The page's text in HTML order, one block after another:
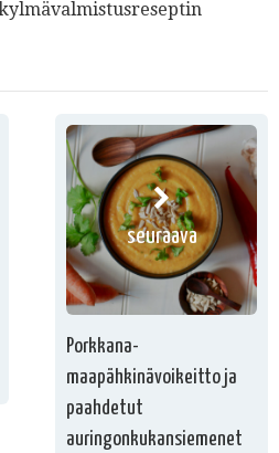
seuraava
Porkkana-
maapähkinävoikeitto ja
paahdetut
auringonkukansiemenet